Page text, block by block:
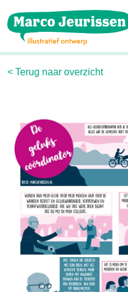
< Terug naar overzicht